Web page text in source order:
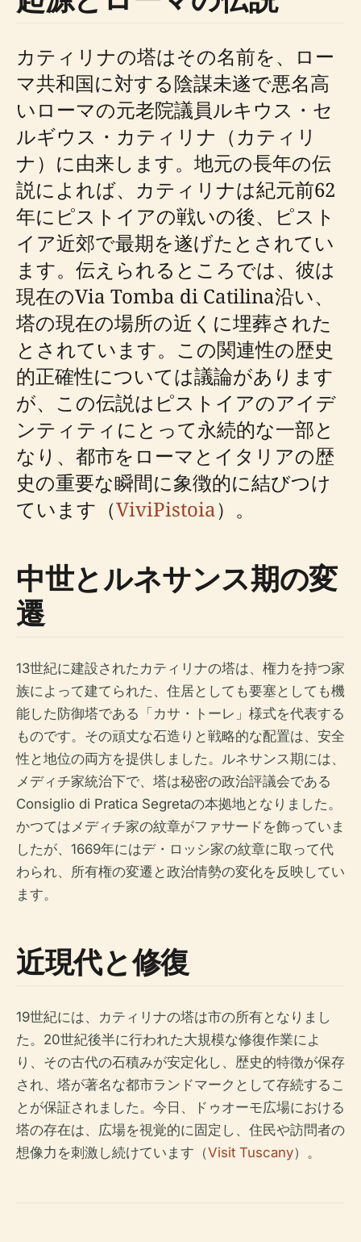
カティリナの塔はその名前を、ロー
マ共和国に対する陰謀未遂で悪名高
いローマの元老院議員ルキウス・セ
ルギウス・カティリナ（カティリ
ナ）に由来します。地元の長年の伝
説によれば、カティリナは紀元前62
年にピストイアの戦いの後、ピスト
イア近郊で最期を遂げたとされてい
ます。伝えられるところでは、彼は
現在のVia Tomba di Catilina沿い、
塔の現在の場所の近くに埋葬された
とされています。この関連性の歴史
的正確性については議論があります
が、この伝説はピストイアのアイデ
ンティティにとって永続的な一部と
なり、都市をローマとイタリアの歴
史の重要な瞬間に象徴的に結びつけ
ています（ViviPistoia）。
中世とルネサンス期の変
遷
13世紀に建設されたカティリナの塔は、権力を持つ家
族によって建てられた、住居としても要塞としても機
能した防御塔である「カサ・トーレ」様式を代表する
ものです。その頑丈な石造りと戦略的な配置は、安全
性と地位の両方を提供しました。ルネサンス期には、
メディチ家統治下で、塔は秘密の政治評議会である
Consiglio di Pratica Segretaの本拠地となりました。
かつてはメディチ家の紋章がファサードを飾っていま
したが、1669年にはデ・ロッシ家の紋章に取って代
わられ、所有権の変遷と政治情勢の変化を反映してい
ます。
近現代と修復
19世紀には、カティリナの塔は市の所有となりまし
た。20世紀後半に行われた大規模な修復作業によ
り、その古代の石積みが安定化し、歴史的特徴が保存
され、塔が著名な都市ランドマークとして存続するこ
とが保証されました。今日、ドゥオーモ広場における
塔の存在は、広場を視覚的に固定し、住民や訪問者の
想像力を刺激し続けています（Visit Tuscany）。